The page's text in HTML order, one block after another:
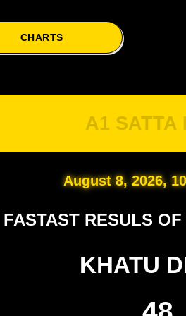
CHARTS
A1 SATTA
August 8, 2026,
FASTAST RESULS
KHATU